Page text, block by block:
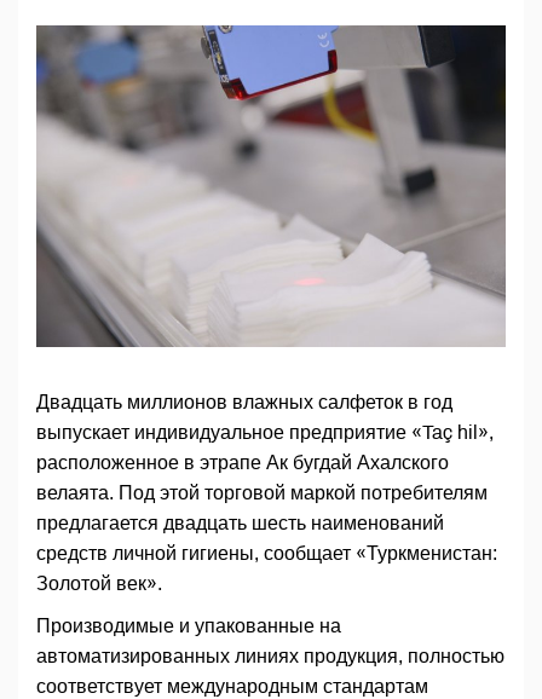
Двадцать миллионов влажных салфеток в год
выпускает индивидуальное предприятие «Taç hil»,
расположенное в этрапе Ак бугдай Ахалского
велаята. Под этой торговой маркой потребителям
предлагается двадцать шесть наименований
средств личной гигиены, сообщает «Туркменистан:
Золотой век».
Производимые и упакованные на
автоматизированных линиях продукция, полностью
соответствует международным стандартам